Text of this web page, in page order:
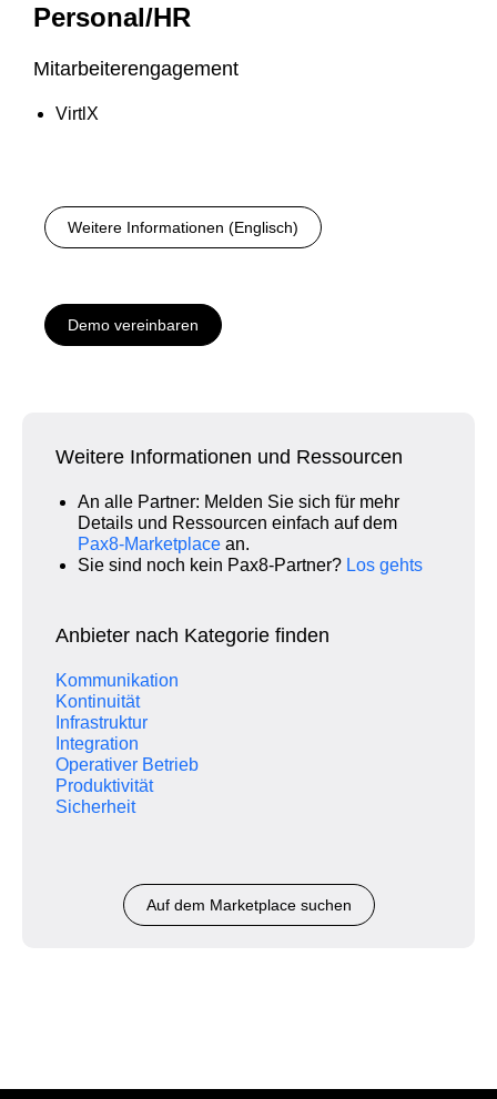
Personal/HR
Mitarbeiterengagement
VirtlX
Weitere Informationen (Englisch)
Demo vereinbaren
Weitere Informationen und Ressourcen
An alle Partner: Melden Sie sich für mehr
Details und Ressourcen einfach auf dem
Pax8‑Marketplace an.
Sie sind noch kein Pax8‑Partner? Los gehts
Anbieter nach Kategorie finden
Kommunikation
Kontinuität
Infrastruktur
Integration
Operativer Betrieb
Produktivität
Sicherheit
Auf dem Marketplace suchen